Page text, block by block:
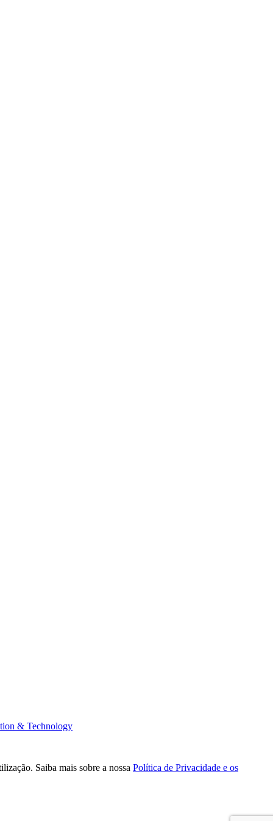
& Technology
Saiba mais sobre a nossa Política de Privacidade e os